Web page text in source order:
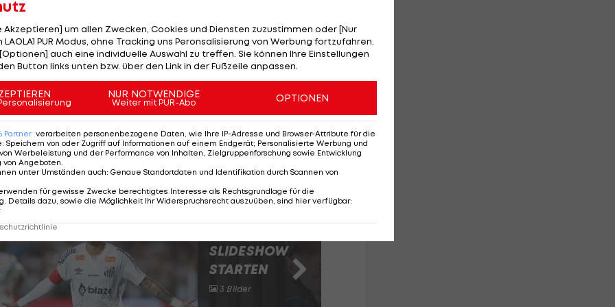
sie 2018 in einem Hotel in der irischen
misshandelt" zu haben. Der Kampfsportler wies die
gewesen.
und ist einer der berühmtesten Vertreter der
eine bekannte Stimme der Anti-Einwanderungs-
der diesjährigen Präsidentschaftswahl zu
Trump im Weißen Haus.
des Jahres 2025
SLIDESHOW
STARTEN
3 Bilder
Akzeptieren] um allen Zwecken, Cookies und Diensten zuzustimmen oder [Nur
PUR Modus, ohne Tracking uns Peronsalisierung von Werbung fortzufahren.
auch eine individuelle Auswahl zu treffen. Sie können Ihre Einstellungen
Button links unten bzw. über den Link in der Fußzeile anpassen.
NUR NOTWENDIGE
Weiter mit PUR-Abo OPTIONEN
Partner verarbeiten personenbezogene Daten, wie Ihre IP-Adresse und Browser-Attribute für die
: Speichern von oder Zugriff auf Informationen auf einem Endgerät; Personalisierte Werbung und
Werbeleistung und der Performance von Inhalten, Zielgruppenforschung sowie Entwicklung
von Angeboten.
unter Umständen auch: Genaue Standortdaten und Identifikation durch Scannen von
für gewisse Zwecke berechtigtes Interesse als Rechtsgrundlage für die
Details dazu, sowie die Möglichkeit Ihr Widerspruchsrecht auszuüben, sind hier verfügbar: